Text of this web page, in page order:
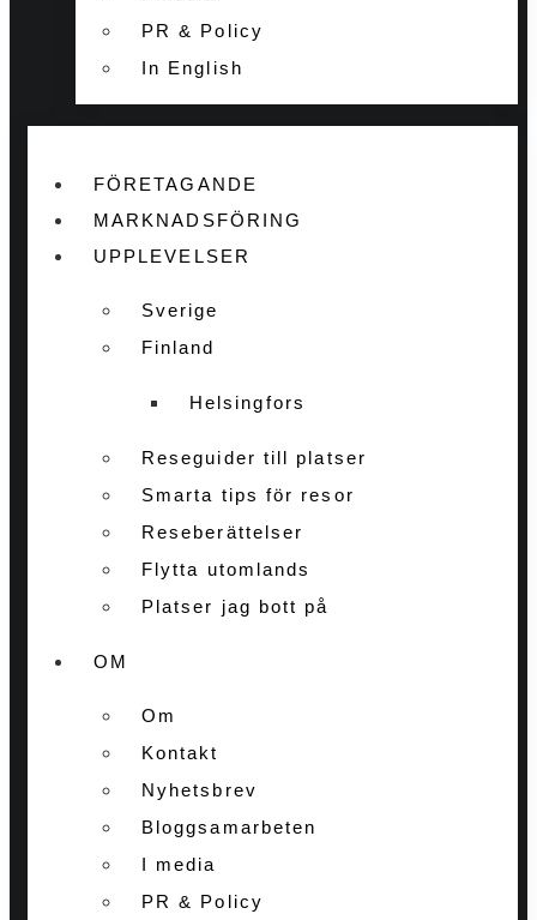
PR & Policy
In English
FÖRETAGANDE
MARKNADSFÖRING
UPPLEVELSER
Sverige
Finland
Helsingfors
Reseguider till platser
Smarta tips för resor
Reseberättelser
Flytta utomlands
Platser jag bott på
OM
Om
Kontakt
Nyhetsbrev
Bloggsamarbeten
I media
PR & Policy